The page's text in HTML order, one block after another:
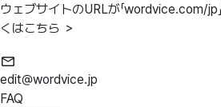
ウェブサイトのURLが「wordvice.com/jp
くはこちら ＞
edit@wordvice.jp
FAQ